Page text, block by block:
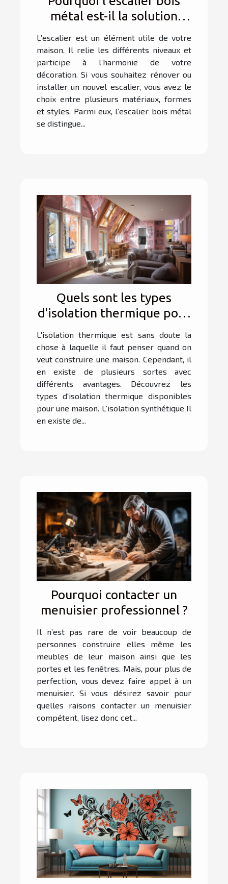
métal est-il la solution
parfaite pour allier
élégance et durabilité
dans votre intérieur ?
L’escalier est un élément utile de votre
maison. Il relie les différents niveaux et
participe à l’harmonie de votre
décoration. Si vous souhaitez rénover ou
installer un nouvel escalier, vous avez le
choix entre plusieurs matériaux, formes
et styles. Parmi eux, l’escalier bois métal
se distingue...
Quels sont les types
d'isolation thermique pour
L'isolation thermique est sans doute la
chose à laquelle il faut penser quand on
veut construire une maison. Cependant, il
en existe de plusieurs sortes avec
différents avantages. Découvrez les
types d'isolation thermique disponibles
pour une maison. L'isolation synthétique Il
en existe de...
Pourquoi contacter un
menuisier professionnel ?
Il n’est pas rare de voir beaucoup de
personnes construire elles même les
meubles de leur maison ainsi que les
portes et les fenêtres. Mais, pour plus de
perfection, vous devez faire appel à un
menuisier. Si vous désirez savoir pour
quelles raisons contacter un menuisier
compétent, lisez donc cet...